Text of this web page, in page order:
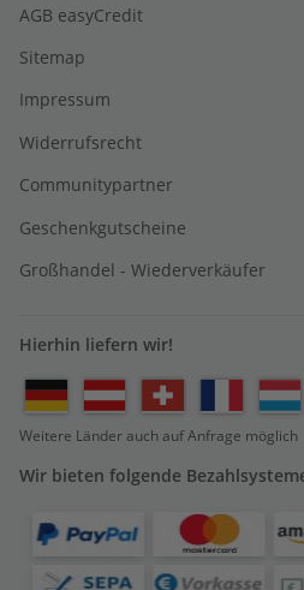
AGB easyCredit
Sitemap
Impressum
Widerrufsrecht
Communitypartner
Geschenkgutscheine
Großhandel - Wiederverkäufer
Hierhin liefern wir!
Weitere Länder auch auf Anfrage möglich
Wir bieten folgende